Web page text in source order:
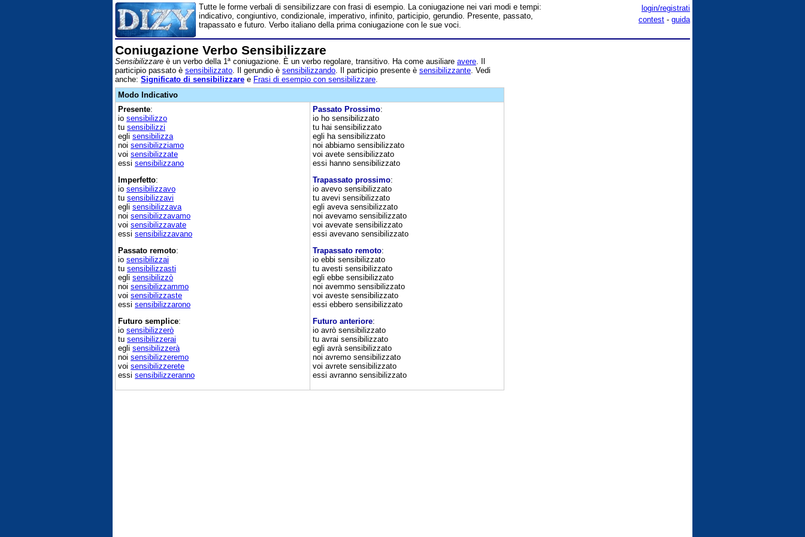
login/registrati
contest - guida
Tutte le forme verbali di sensibilizzare con frasi di esempio. La coniugazione nei vari modi e tempi:
indicativo, congiuntivo, condizionale, imperativo, infinito, participio, gerundio. Presente, passato,
trapassato e futuro. Verbo italiano della prima coniugazione con le sue voci.
Coniugazione Verbo Sensibilizzare
Sensibilizzare è un verbo della 1ª coniugazione. È un verbo regolare, transitivo. Ha come ausiliare avere . Il
participio passato è sensibilizzato . Il gerundio è sensibilizzando . Il participio presente è sensibilizzante . Vedi
anche: Significato di sensibilizzare e Frasi di esempio con sensibilizzare
Modo Indicativo
Presente:
io sensibilizzo
tu sensibilizzi
egli sensibilizza
noi sensibilizziamo
voi sensibilizzate
essi sensibilizzano
Imperfetto:
io sensibilizzavo
tu sensibilizzavi
egli sensibilizzava
noi sensibilizzavamo
voi sensibilizzavate
essi sensibilizzavano
Passato remoto:
io sensibilizzai
tu sensibilizzasti
egli sensibilizzò
noi sensibilizzammo
voi sensibilizzaste
essi sensibilizzarono
Futuro semplice:
io sensibilizzerò
tu sensibilizzerai
egli sensibilizzerà
noi sensibilizzeremo
voi sensibilizzerete
essi sensibilizzeranno
Passato Prossimo:
io ho sensibilizzato
tu hai sensibilizzato
egli ha sensibilizzato
noi abbiamo sensibilizzato
voi avete sensibilizzato
essi hanno sensibilizzato
Trapassato prossimo:
io avevo sensibilizzato
tu avevi sensibilizzato
egli aveva sensibilizzato
noi avevamo sensibilizzato
voi avevate sensibilizzato
essi avevano sensibilizzato
Trapassato remoto:
io ebbi sensibilizzato
tu avesti sensibilizzato
egli ebbe sensibilizzato
noi avemmo sensibilizzato
voi aveste sensibilizzato
essi ebbero sensibilizzato
Futuro anteriore:
io avrò sensibilizzato
tu avrai sensibilizzato
egli avrà sensibilizzato
noi avremo sensibilizzato
voi avrete sensibilizzato
essi avranno sensibilizzato